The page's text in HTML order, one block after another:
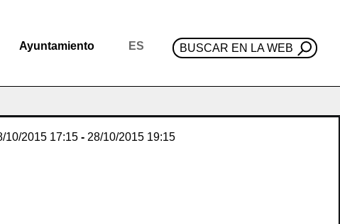
Ayuntamiento ES BUSCAR EN LA WEB
10/2015 17:15 - 28/10/2015 19:15